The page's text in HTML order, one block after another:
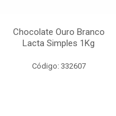
Chocolate Ouro Branco
Lacta Simples 1Kg
Código: 332607